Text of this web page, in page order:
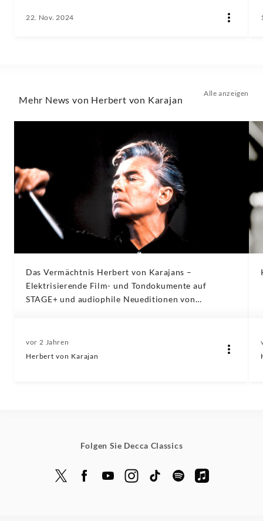
22. Nov. 2024
Mehr News von Herbert von Karajan
Alle anzeigen
Das Vermächtnis Herbert von Karajans –
Elektrisierende Film- und Tondokumente auf
STAGE+ und audiophile Neueditionen von
vor 2 Jahren
Herbert von Karajan
Folgen Sie Decca Classics